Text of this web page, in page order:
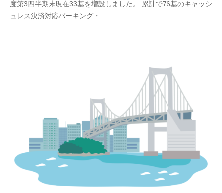
度第3四半期末現在33基を増設しました。 累計で76基のキャッシ
ュレス決済対応パーキング・...